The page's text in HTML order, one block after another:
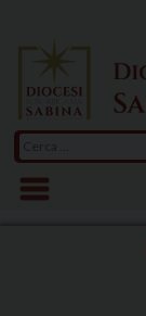
content
per: